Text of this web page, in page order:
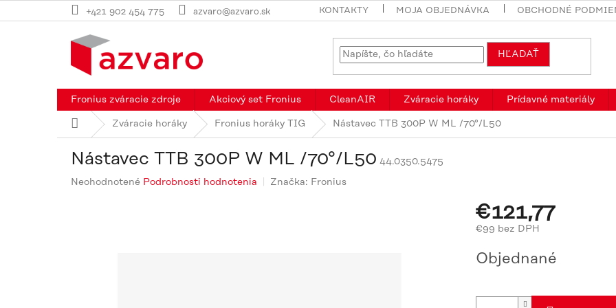
na
+421 902 454 775 azvaro@azvaro.sk KONTAKTY MOJA OBJEDNÁVKA OBCHODNÉ
HĽADAŤ
Fronius zváracie zdroje Akciový set Fronius CleanAIR Zváracie horáky Prídavné materiály
DomovZváracie horáky Fronius horáky TIG Nástavec TTB 300P W ML /70°/L50
Nástavec TTB 300P W ML /70°/L50 44.0350.5475
Priemerné
Neohodnotené Podrobnosti hodnotenia Značka: Fronius
€121,77
€99 bez DPH
cena:
Objednané